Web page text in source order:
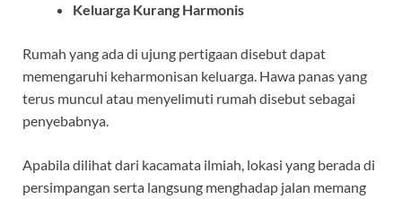
Keluarga Kurang Harmonis
Rumah yang ada di ujung pertigaan disebut dapat
memengaruhi keharmonisan keluarga. Hawa panas yang
terus muncul atau menyelimuti rumah disebut sebagai
penyebabnya.
Apabila dilihat dari kacamata ilmiah, lokasi yang berada di
persimpangan serta langsung menghadap jalan memang